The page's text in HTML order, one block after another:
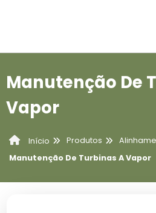
Manutenção De
Vapor
Início Produtos
Manutenção De Turbinas A Vapor